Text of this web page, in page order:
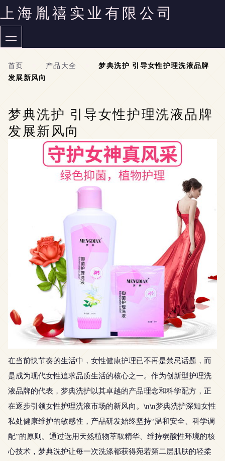
上海胤禧实业有限公司
首页 产品大全
梦典洗护 引导女性护理洗液品牌
发展新风向
梦典洗护 引导女性护理洗液品牌
发展新风向
在当前快节奏的生活中，女性健康护理已不再是禁忌话题，而
是成为现代女性追求品质生活的核心之一。作为创新型护理洗
液品牌的代表，梦典洗护以其卓越的产品理念和科学配方，正
在逐步引领女性护理洗液市场的新风向。\n\n梦典洗护深知女性
私处健康维护的敏感性，产品研发始终坚持“温和安全、科学调
配”的原则。通过选用天然植物萃取精华、维持弱酸性环境的核
心技术，梦典洗护让每一次洗涤都获得宛若第二层肌肤的轻柔